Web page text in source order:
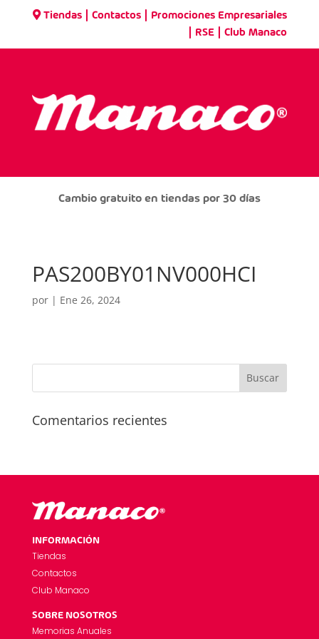
Tiendas |Contactos Promociones Empresariales
RSE |Club Manaco
Cambio gratuito en tiendas por 30 días
PAS200BY01NV000HCI
por | Ene 26, 2024
Comentarios recientes
INFORMACIÓN
Tiendas
Contactos
Club Manaco
SOBRE NOSOTROS
Memorias Anuales